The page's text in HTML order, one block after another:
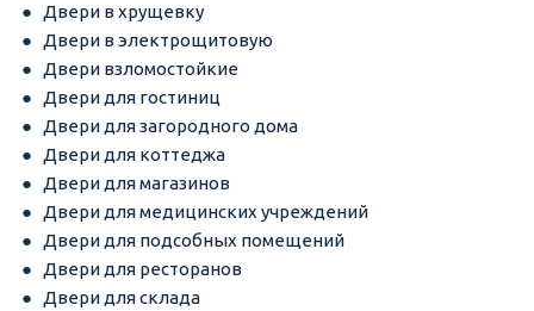
Двери в хрущевку
Двери в электрощитовую
Двери взломостойкие
Двери для гостиниц
Двери для загородного дома
Двери для коттеджа
Двери для магазинов
Двери для медицинских учреждений
Двери для подсобных помещений
Двери для ресторанов
Двери для склада